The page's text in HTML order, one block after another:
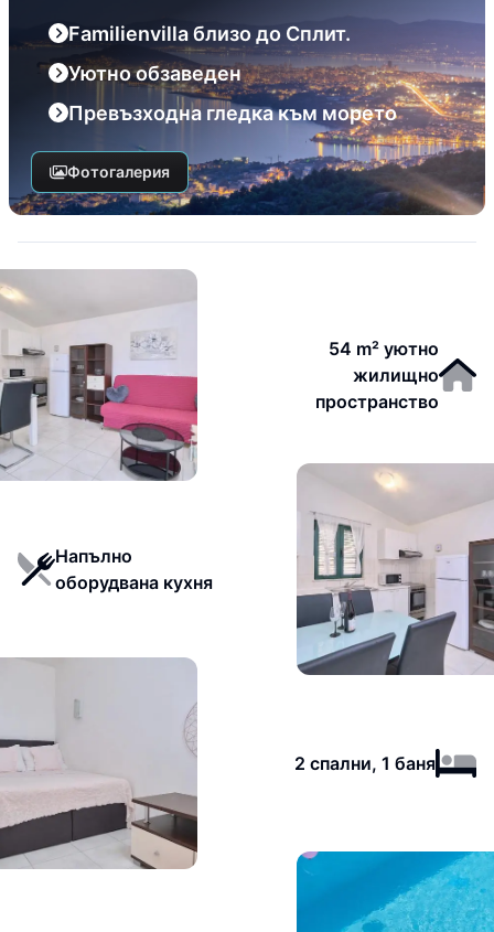
Familienvilla близо до Сплит.
Уютно обзаведен
Превъзходна гледка към морето
Фотогалерия
54 m² уютно
жилищно
пространство
Напълно
оборудвана кухня
2 спални, 1 баня